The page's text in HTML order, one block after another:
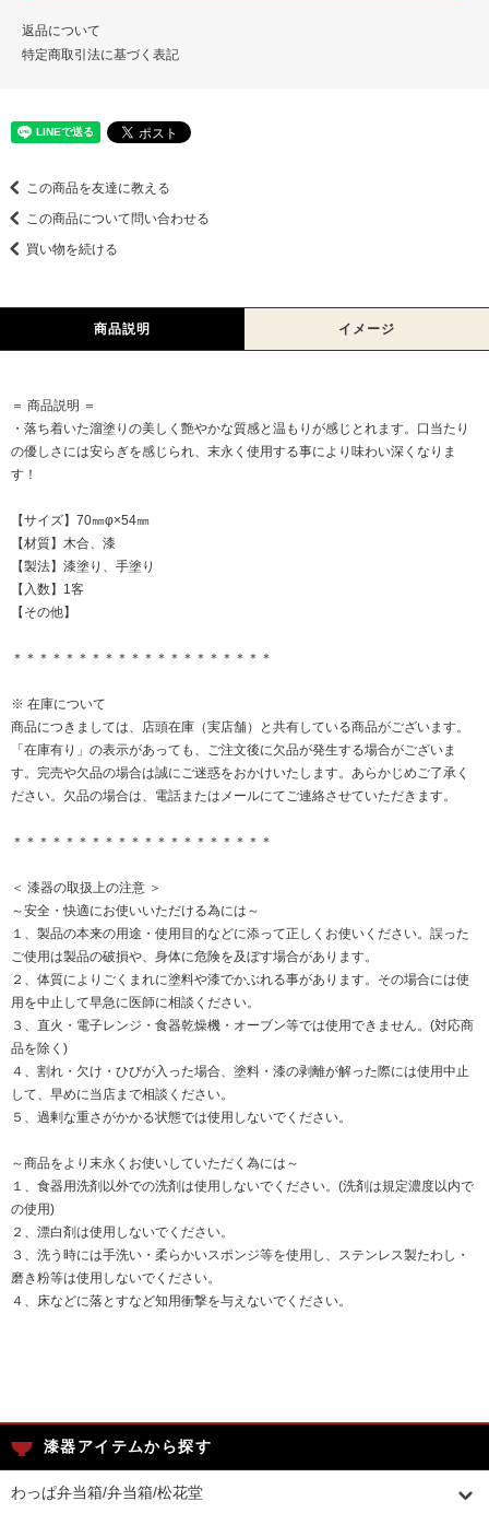
返品について
特定商取引法に基づく表記
この商品を友達に教える
この商品について問い合わせる
買い物を続ける
商品説明 イメージ
＝ 商品説明 ＝
・落ち着いた溜塗りの美しく艶やかな質感と温もりが感じとれます。口当たり
の優しさには安らぎを感じられ、末永く使用する事により味わい深くなりま
す！
【サイズ】70㎜φ×54㎜
【材質】木合、漆
【製法】漆塗り、手塗り
【入数】1客
【その他】
＊＊＊＊＊＊＊＊＊＊＊＊＊＊＊＊＊＊＊＊
※ 在庫について
商品につきましては、店頭在庫（実店舗）と共有している商品がございます。
「在庫有り」の表示があっても、ご注文後に欠品が発生する場合がございま
す。完売や欠品の場合は誠にご迷惑をおかけいたします。あらかじめご了承く
ださい。欠品の場合は、電話またはメールにてご連絡させていただきます。
＊＊＊＊＊＊＊＊＊＊＊＊＊＊＊＊＊＊＊＊
＜ 漆器の取扱上の注意 ＞
～安全・快適にお使いいただける為には～
１、製品の本来の用途・使用目的などに添って正しくお使いください。誤った
ご使用は製品の破損や、身体に危険を及ぼす場合があります。
２、体質によりごくまれに塗料や漆でかぶれる事があります。その場合には使
用を中止して早急に医師に相談ください。
３、直火・電子レンジ・食器乾燥機・オーブン等では使用できません。(対応商
品を除く)
４、割れ・欠け・ひびが入った場合、塗料・漆の剥離が解った際には使用中止
して、早めに当店まで相談ください。
５、過剰な重さがかかる状態では使用しないでください。
～商品をより末永くお使いしていただく為には～
１、食器用洗剤以外での洗剤は使用しないでください。(洗剤は規定濃度以内で
の使用)
２、漂白剤は使用しないでください。
３、洗う時には手洗い・柔らかいスポンジ等を使用し、ステンレス製たわし・
磨き粉等は使用しないでください。
４、床などに落とすなど知用衝撃を与えないでください。
漆器アイテムから探す
わっぱ弁当箱/弁当箱/松花堂